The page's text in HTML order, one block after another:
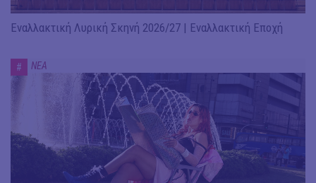
Εναλλακτική Λυρική Σκηνή 2026/27 | Εναλλακτική Εποχή
# ΝΕΑ